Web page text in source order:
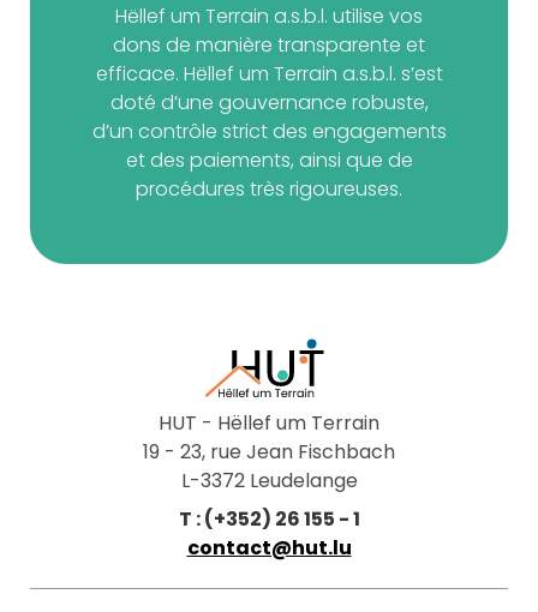
Hëllef um Terrain a.s.b.l. utilise vos
dons de manière transparente et
efficace. Hëllef um Terrain a.s.b.l. s’est
doté d’une gouvernance robuste,
d’un contrôle strict des engagements
et des paiements, ainsi que de
procédures très rigoureuses.
HUT - Hëllef um Terrain
19 - 23, rue Jean Fischbach
L-3372 Leudelange
T : (+352) 26 155 - 1
contact@hut.lu